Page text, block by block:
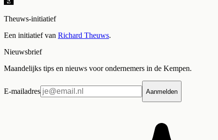
Theuws-initiatief
Een initiatief van Richard Theuws.
Nieuwsbrief
Maandelijks tips en nieuws voor ondernemers in de Kempen.
E-mailadres Aanmelden